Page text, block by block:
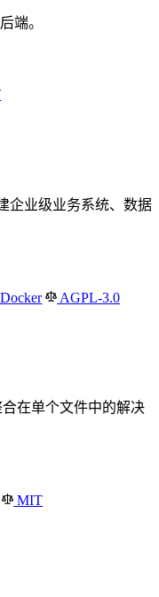
端。
企业级业务系统、数据
Docker AGPL-3.0
在单个文件中的解决
MIT